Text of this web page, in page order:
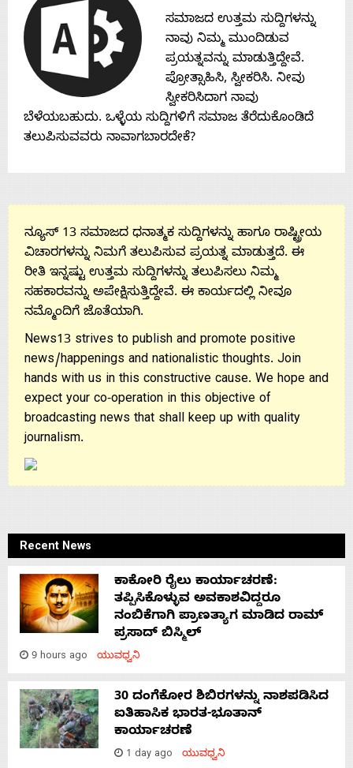
Contact
Us
ಸಮಾಜದ ಉತ್ತಮ ಸುದ್ದಿಗಳನ್ನು
ನಾವು ನಿಮ್ಮ ಮುಂದಿಡುವ
ಪ್ರಯತ್ನವನ್ನು ಮಾಡುತ್ತಿದ್ದೇವೆ.
ಪ್ರೋತ್ಸಾಹಿಸಿ, ಸ್ವೀಕರಿಸಿ. ನೀವು
ಸ್ವೀಕರಿಸಿದಾಗ ನಾವು
ಬೆಳೆಯಬಹುದು. ಒಳ್ಳೆಯ ಸುದ್ದಿಗಳಿಗೆ ಸಮಾಜ ತೆರೆದುಕೊಂಡಿದೆ
ತಲುಪಿಸುವವರು ನಾವಾಗಬಾರದೇಕೆ?
ನ್ಯೂಸ್ 13 ಸಮಾಜದ ಧನಾತ್ಮಕ ಸುದ್ದಿಗಳನ್ನು ಹಾಗೂ ರಾಷ್ಟ್ರೀಯ
ವಿಚಾರಗಳನ್ನು ನಿಮಗೆ ತಲುಪಿಸುವ ಪ್ರಯತ್ನ ಮಾಡುತ್ತದೆ. ಈ
ರೀತಿ ಇನ್ನಷ್ಟು ಉತ್ತಮ ಸುದ್ದಿಗಳನ್ನು ತಲುಪಿಸಲು ನಿಮ್ಮ
ಸಹಕಾರವನ್ನು ಅಪೇಕ್ಷಿಸುತ್ತಿದ್ದೇವೆ. ಈ ಕಾರ್ಯದಲ್ಲಿ ನೀವೂ
ನಮ್ಮೊಂದಿಗೆ ಜೊತೆಯಾಗಿ.
News13 strives to publish and promote positive
news/happenings and nationalistic thoughts. Join
hands with us in this constructive cause. We hope and
expect your co-operation in this objective of
broadcasting news that shall keep up with quality
journalism.
Recent News
ಕಾಕೋರಿ ರೈಲು ಕಾರ್ಯಾಚರಣೆ:
ತಪ್ಪಿಸಿಕೊಳ್ಳುವ ಅವಕಾಶವಿದ್ದರೂ
ನಂಬಿಕೆಗಾಗಿ ಪ್ರಾಣತ್ಯಾಗ ಮಾಡಿದ ರಾಮ್
ಪ್ರಸಾದ್ ಬಿಸ್ಮಿಲ್
9 hours ago ಯುವಧ್ವನಿ
30 ದಂಗೆಕೋರ ಶಿಬಿರಗಳನ್ನು ನಾಶಪಡಿಸಿದ
ಐತಿಹಾಸಿಕ ಭಾರತ-ಭೂತಾನ್
ಕಾರ್ಯಾಚರಣೆ
1 day ago ಯುವಧ್ವನಿ